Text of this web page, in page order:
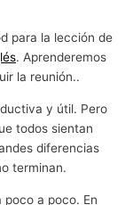
para la lección de
. Aprenderemos
la reunión..
y útil. Pero
todos sientan
diferencias
terminan.
poco a poco. En